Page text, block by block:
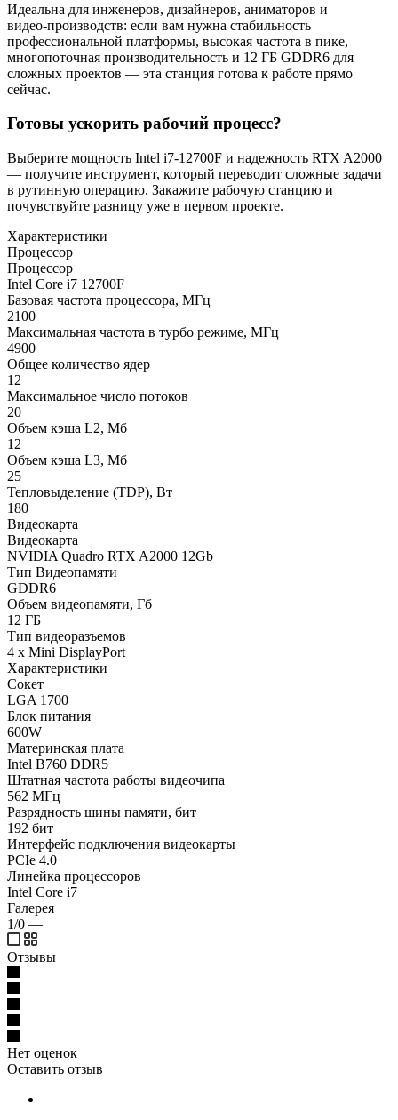
Идеальна для инженеров, дизайнеров, аниматоров и
видео‑производств: если вам нужна стабильность
профессиональной платформы, высокая частота в пике,
многопоточная производительность и 12 ГБ GDDR6 для
сложных проектов — эта станция готова к работе прямо
сейчас.
Готовы ускорить рабочий процесс?
Выберите мощность Intel i7-12700F и надежность RTX A2000
— получите инструмент, который переводит сложные задачи
в рутинную операцию. Закажите рабочую станцию и
почувствуйте разницу уже в первом проекте.
Характеристики
Процессор
Процессор
Intel Core i7 12700F
Базовая частота процессора, МГц
2100
Максимальная частота в турбо режиме, МГц
4900
Общее количество ядер
12
Максимальное число потоков
20
Объем кэша L2, Мб
12
Объем кэша L3, Мб
25
Тепловыделение (TDP), Вт
180
Видеокарта
Видеокарта
NVIDIA Quadro RTX A2000 12Gb
Тип Видеопамяти
GDDR6
Объем видеопамяти, Гб
12 ГБ
Тип видеоразъемов
4 x Mini DisplayPort
Характеристики
Сокет
LGA 1700
Блок питания
600W
Материнская плата
Intel B760 DDR5
Штатная частота работы видеочипа
562 МГц
Разрядность шины памяти, бит
192 бит
Интерфейс подключения видеокарты
PCIe 4.0
Линейка процессоров
Intel Core i7
Галерея
1/0 —
Отзывы
Нет оценок
Оставить отзыв